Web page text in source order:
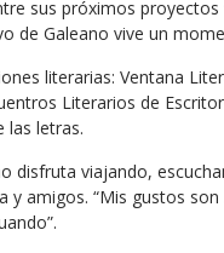
sus próximos
de Galeano vive un
literarias: Ventana
Literarios de
las letras.
disfruta viajando,
amigos. “Mis gustos